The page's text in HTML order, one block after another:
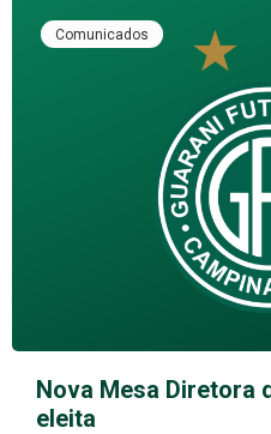
Comunicados
Nova Mesa Diretora
eleita